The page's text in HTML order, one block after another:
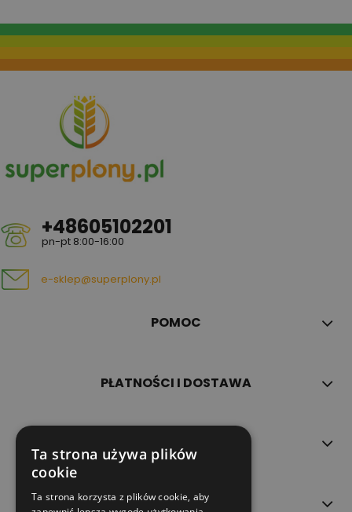
+48605102201
pn-pt 8:00-16:00
e-sklep@superplony.pl
POMOC
PŁATNOŚCI I DOSTAWA
O NAS
Ta strona używa plików
cookie
Ta strona korzysta z plików cookie, aby